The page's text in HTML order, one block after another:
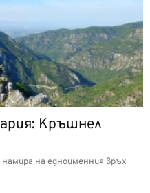
Кръшнел
на едноименния връх